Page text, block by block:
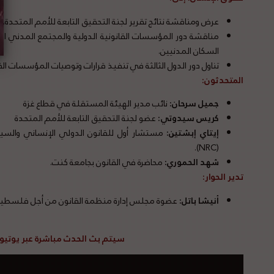
عرض ومناقشة نتائج تقرير لجنة التحقيق التابعة للأمم المتحدة.
مناقشة دور المؤسسات القانونية الدولية والمجتمع المدني
السكان المدنيين.
تناول دور الدول الثالثة في تنفيذ قرارات وتوصيات المؤسسات
المتحدثون:
جميل سرحان:نائب مدير الهيئة المستقلة في قطاع غزة
كريس سيدوتي:عضو لجنة التحقيق التابعة للأمم المتحدة
إيتاي إبشتين: مستشار أول للقانون الدولي الإنساني
(NRC).
شهد الحموري:محاضرة في القانون بجامعة كنت.
تدير الحوار:
أنيشا باتل:عضوة مجلس إدارة منظمة القانون من أجل
سيتم بث الحدث مباشرة عبر